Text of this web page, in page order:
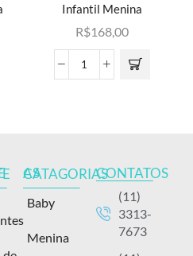
Infantil Menina
R$168,00
AS CATAGORIAS
Baby
Menina
CONTATOS
(11)
3313-
7673